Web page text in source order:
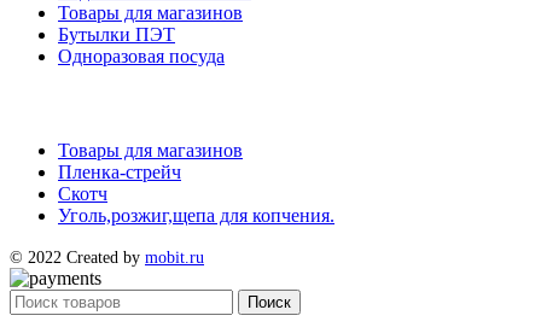
Товары для магазинов
Бутылки ПЭТ
Одноразовая посуда
Товары для магазинов
Пленка-стрейч
Скотч
Уголь,розжиг,щепа для копчения.
© 2022 Created by mobit.ru
Поиск